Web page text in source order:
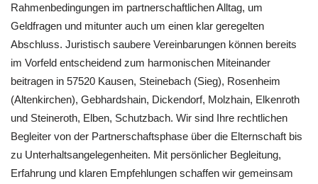
Rahmenbedingungen im partnerschaftlichen Alltag, um
Geldfragen und mitunter auch um einen klar geregelten
Abschluss. Juristisch saubere Vereinbarungen können bereits
im Vorfeld entscheidend zum harmonischen Miteinander
beitragen in 57520 Kausen, Steinebach (Sieg), Rosenheim
(Altenkirchen), Gebhardshain, Dickendorf, Molzhain, Elkenroth
und Steineroth, Elben, Schutzbach. Wir sind Ihre rechtlichen
Begleiter von der Partnerschaftsphase über die Elternschaft bis
zu Unterhaltsangelegenheiten. Mit persönlicher Begleitung,
Erfahrung und klaren Empfehlungen schaffen wir gemeinsam